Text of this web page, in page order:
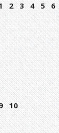
1 2 3 4 5
10